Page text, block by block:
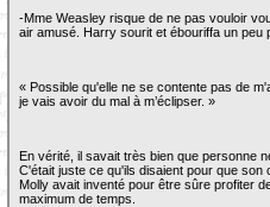
-Mme Weasley risque de ne pas vouloir
air amusé. Harry sourit et ébouriffa un peu
« Possible qu'elle ne se contente pas de
je vais avoir du mal à m’éclipser. »
En vérité, il savait très bien que personne
C'était juste ce qu'ils disaient pour que
Molly avait inventé pour être sûre profiter
maximum de temps.